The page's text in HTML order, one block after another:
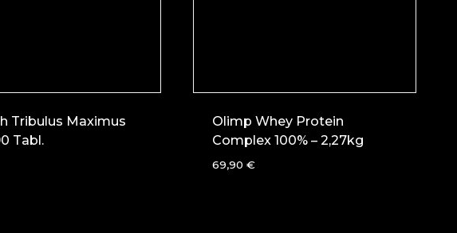
Tribulus Maximus
Tabl.
Olimp Whey Protein
Complex 100% – 2,27kg
69,90 €